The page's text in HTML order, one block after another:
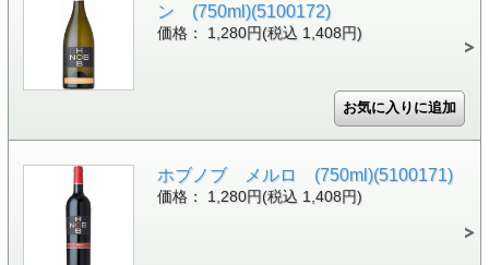
ン (750ml)(5100172)
価格： 1,280円(税込 1,408円)
ホブノブ メルロ (750ml)(5100171)
価格： 1,280円(税込 1,408円)